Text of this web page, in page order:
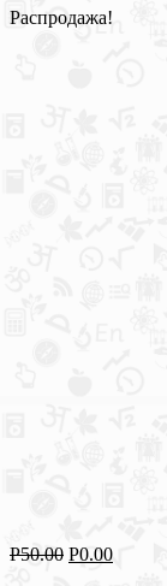
Распродажа!
Р50.00 Р0.00